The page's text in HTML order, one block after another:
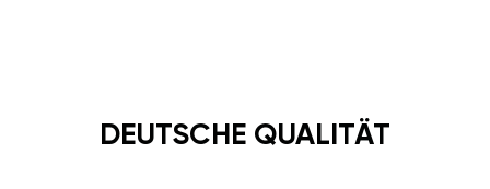
DEUTSCHE QUALITÄT